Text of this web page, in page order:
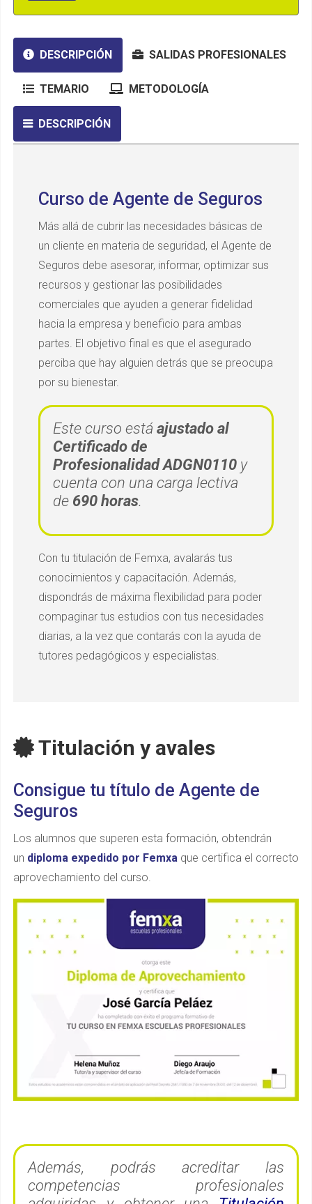
DESCRIPCIÓN SALIDAS PROFESIONALES
TEMARIO METODOLOGÍA
DESCRIPCIÓN
Curso de Agente de Seguros
Más allá de cubrir las necesidades básicas de
un cliente en materia de seguridad, el Agente de
Seguros debe asesorar, informar, optimizar sus
recursos y gestionar las posibilidades
comerciales que ayuden a generar fidelidad
hacia la empresa y beneficio para ambas
partes. El objetivo final es que el asegurado
perciba que hay alguien detrás que se preocupa
por su bienestar.
Este curso está ajustado al
Certificado de
Profesionalidad ADGN0110 y
cuenta con una carga lectiva
de 690 horas.
Con tu titulación de Femxa, avalarás tus
conocimientos y capacitación. Además,
dispondrás de máxima flexibilidad para poder
compaginar tus estudios con tus necesidades
diarias, a la vez que contarás con la ayuda de
tutores pedagógicos y especialistas.
Titulación y avales
Consigue tu título de Agente de
Seguros
Los alumnos que superen esta formación, obtendrán
un diploma expedido por Femxa que certifica el correcto
aprovechamiento del curso.
Además, podrás acreditar las
competencias profesionales